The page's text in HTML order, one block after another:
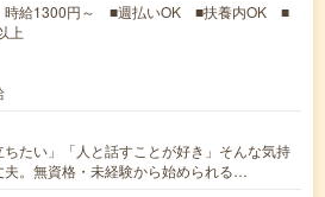
時給1300円～ ■週払いOK ■扶養内OK ■
上
ちたい」「人と話すことが好き」そんな気持
夫。無資格・未経験から始められる…